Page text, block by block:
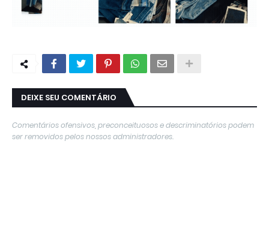
DEIXE SEU COMENTÁRIO
Comentários ofensivos, preconceituosos e descriminatórios podem
ser removidos pelos nossos administradores.